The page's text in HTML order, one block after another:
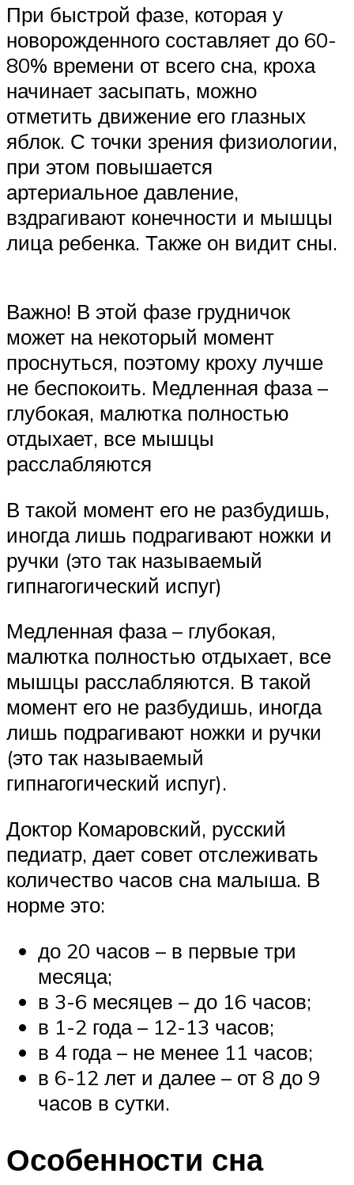
При быстрой фазе, которая у
новорожденного составляет до 60-
80% времени от всего сна, кроха
начинает засыпать, можно
отметить движение его глазных
яблок. С точки зрения физиологии,
при этом повышается
артериальное давление,
вздрагивают конечности и мышцы
лица ребенка. Также он видит сны.
Важно! В этой фазе грудничок
может на некоторый момент
проснуться, поэтому кроху лучше
не беспокоить. Медленная фаза –
глубокая, малютка полностью
отдыхает, все мышцы
расслабляются
В такой момент его не разбудишь,
иногда лишь подрагивают ножки и
ручки (это так называемый
гипнагогический испуг)
Медленная фаза – глубокая,
малютка полностью отдыхает, все
мышцы расслабляются. В такой
момент его не разбудишь, иногда
лишь подрагивают ножки и ручки
(это так называемый
гипнагогический испуг).
Доктор Комаровский, русский
педиатр, дает совет отслеживать
количество часов сна малыша. В
норме это:
до 20 часов – в первые три
месяца;
в 3-6 месяцев – до 16 часов;
в 1-2 года – 12-13 часов;
в 4 года – не менее 11 часов;
в 6-12 лет и далее – от 8 до 9
часов в сутки.
Особенности сна